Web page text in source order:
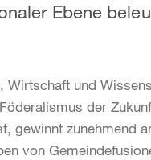
Ebene
und
der
gewinnt zunehmend
von